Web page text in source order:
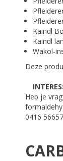
Kaindl
Kaindl
Wakol-
Deze
Heb je
0416